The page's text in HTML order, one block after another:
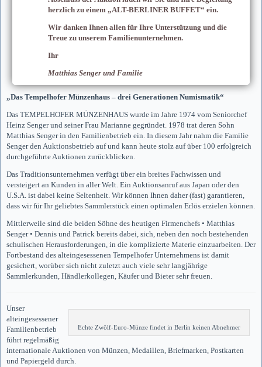
herzlich zu einem „ALT-BERLINER BUFFET“ ein.
Wir danken Ihnen allen für Ihre Unterstützung und die
Treue zu unserem Familienunternehmen.
Ihr
Matthias Senger und Familie
„Das Tempelhofer Münzenhaus – drei Generationen Numismatik“
Das TEMPELHOFER MÜNZENHAUS wurde im Jahre 1974 vom Seniorchef
Heinz Senger und seiner Frau Marianne gegründet. 1978 trat deren Sohn
Matthias Senger in den Familienbetrieb ein. In diesem Jahr nahm die Familie
Senger den Auktionsbetrieb auf und kann heute stolz auf über 100 erfolgreich
durchgeführte Auktionen zurückblicken.
Das Traditionsunternehmen verfügt über ein breites Fachwissen und
versteigert an Kunden in aller Welt. Ein Auktionsanruf aus Japan oder den
U.S.A. ist dabei keine Seltenheit. Wir können Ihnen daher (fast) garantieren,
dass wir für Ihr geliebtes Sammlerstück einen optimalen Erlös erzielen können.
Mittlerweile sind die beiden Söhne des heutigen Firmenchefs • Matthias
Senger • Dennis und Patrick bereits dabei, sich, neben den noch bestehenden
schulischen Herausforderungen, in die komplizierte Materie einzuarbeiten. Der
Fortbestand des alteingesessenen Tempelhofer Unternehmens ist damit
gesichert, worüber sich nicht zuletzt auch viele sehr langjährige
Sammlerkunden, Händlerkollegen, Käufer und Bieter sehr freuen.
Echte Zwölf-Euro-Münze findet in Berlin keinen Abnehmer
Unser
alteingesessener
Familienbetrieb
führt regelmäßig
internationale Auktionen von Münzen, Medaillen, Briefmarken, Postkarten
und Papiergeld durch.